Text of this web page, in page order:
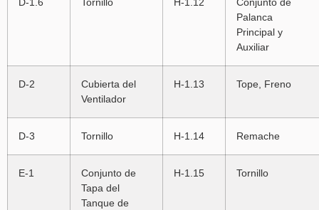
D-1.6 Tornillo H-1.12
Conjunto de
Palanca
Principal y
Auxiliar
D-2
Cubierta del
Ventilador
H-1.13 Tope, Freno
D-3 Tornillo H-1.14 Remache
E-1
Conjunto de
Tapa del
Tanque de
H-1.15 Tornillo